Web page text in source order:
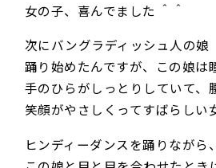
女の子、喜んでました ＾＾
次にバングラディッシュ人の娘
踊り始めたんですが、この娘
手のひらがしっとりしていて、
笑顔がやさしくってすばらしい
ヒンディーダンスを踊りながら、